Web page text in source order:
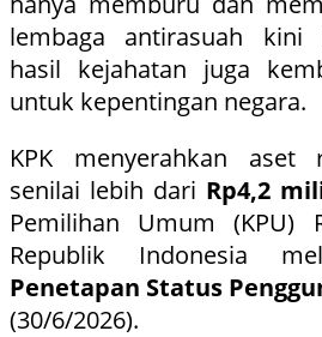
lembaga antirasuah kini
hasil kejahatan juga
untuk kepentingan negara.
KPK menyerahkan aset
senilai lebih dari Rp4,2
Pemilihan Umum (KPU)
Republik Indonesia
Penetapan Status
(30/6/2026).